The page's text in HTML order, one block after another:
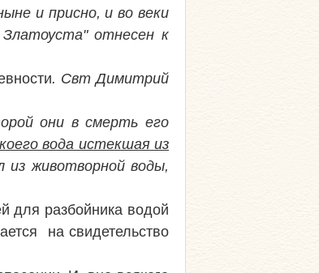
и присно, и во веки
отнесен к
. Свт Димитрий
они в смерть его
вода истекшая из
животворной воды,
для разбойника водой
на свидетельство